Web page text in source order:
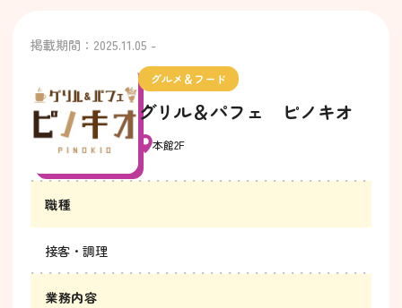
掲載期間：2025.11.05 -
グルメ＆フード
グリル＆パフェ ピノキオ
本館2F
職種
接客・調理
業務内容